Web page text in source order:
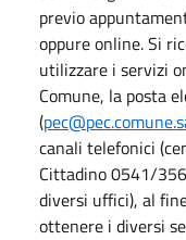
previo
oppure online. Si
utilizzare i servizi
Comune, la posta
(
canali telefonici
Cittadino 0541/
diversi uffici), al
ottenere i diversi